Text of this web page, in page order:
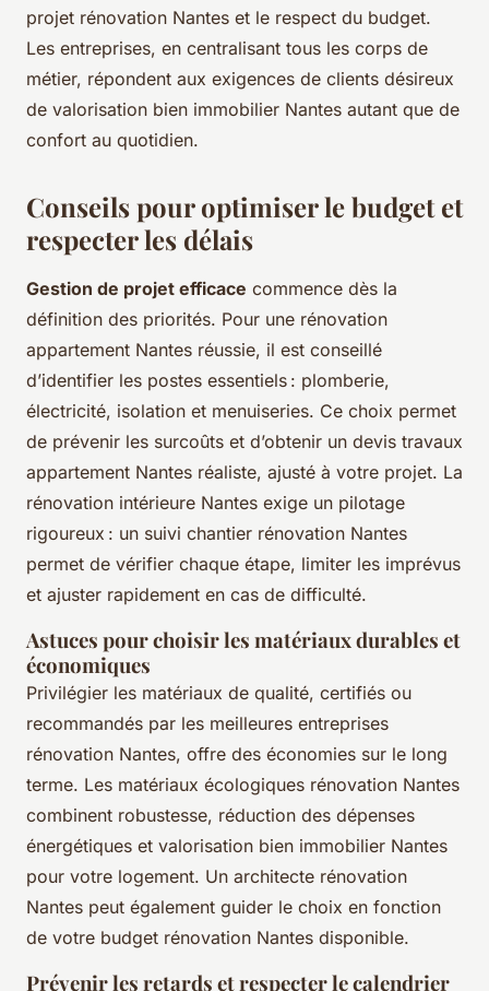
projet rénovation Nantes et le respect du budget.
Les entreprises, en centralisant tous les corps de
métier, répondent aux exigences de clients désireux
de valorisation bien immobilier Nantes autant que de
confort au quotidien.
Conseils pour optimiser le budget et
respecter les délais
Gestion de projet efficace commence dès la
définition des priorités. Pour une rénovation
appartement Nantes réussie, il est conseillé
d’identifier les postes essentiels : plomberie,
électricité, isolation et menuiseries. Ce choix permet
de prévenir les surcoûts et d’obtenir un devis travaux
appartement Nantes réaliste, ajusté à votre projet. La
rénovation intérieure Nantes exige un pilotage
rigoureux : un suivi chantier rénovation Nantes
permet de vérifier chaque étape, limiter les imprévus
et ajuster rapidement en cas de difficulté.
Astuces pour choisir les matériaux durables et
économiques
Privilégier les matériaux de qualité, certifiés ou
recommandés par les meilleures entreprises
rénovation Nantes, offre des économies sur le long
terme. Les matériaux écologiques rénovation Nantes
combinent robustesse, réduction des dépenses
énergétiques et valorisation bien immobilier Nantes
pour votre logement. Un architecte rénovation
Nantes peut également guider le choix en fonction
de votre budget rénovation Nantes disponible.
Prévenir les retards et respecter le calendrier